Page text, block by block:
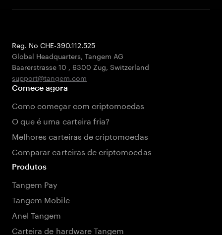
Reg. No CHE-390.112.525
Global Headquarters, Tangem AG
Baarerstrasse 10 , 6300 Zug, Switzerland
support@tangem.com
Comece agora
Como começar com criptomoedas
O que é uma carteira fria?
Melhores carteiras de criptomoedas
Comparar carteiras de criptomoedas
Produtos
Tangem Pay
Tangem Mobile
Anel Tangem
Carteira de hardware Tangem